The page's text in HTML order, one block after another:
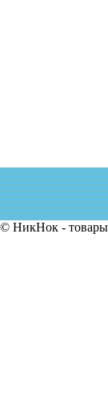
© НикНок - товары